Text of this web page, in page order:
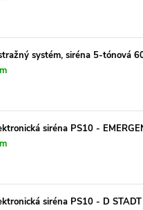
systém, siréna 5-tónová
siréna PS10 -
siréna PS10 - D